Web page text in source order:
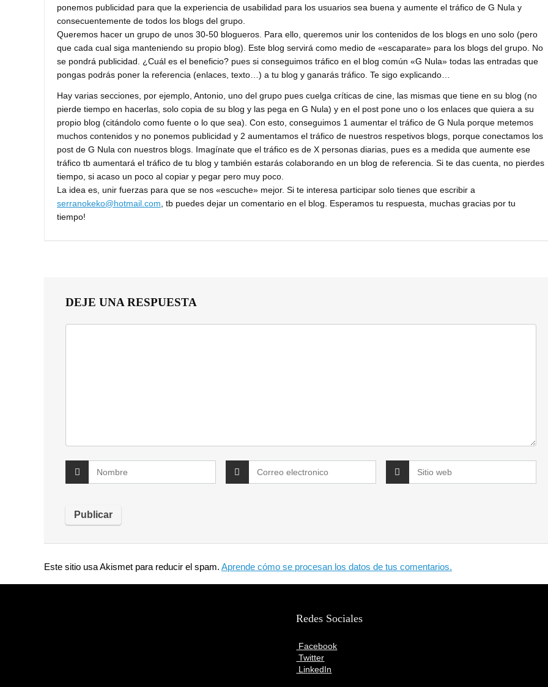
ponemos publicidad para que la experiencia de usabilidad para los usuarios sea buena y aumente el tráfico de G Nula y
consecuentemente de todos los blogs del grupo.
Queremos hacer un grupo de unos 30-50 blogueros. Para ello, queremos unir los contenidos de los blogs en uno solo (pero
que cada cual siga manteniendo su propio blog). Este blog servirá como medio de «escaparate» para los blogs del grupo. No
se pondrá publicidad. ¿Cuál es el beneficio? pues si conseguimos tráfico en el blog común «G Nula» todas las entradas que
pongas podrás poner la referencia (enlaces, texto…) a tu blog y ganarás tráfico. Te sigo explicando…
Hay varias secciones, por ejemplo, Antonio, uno del grupo pues cuelga críticas de cine, las mismas que tiene en su blog (no
pierde tiempo en hacerlas, solo copia de su blog y las pega en G Nula) y en el post pone uno o los enlaces que quiera a su
propio blog (citándolo como fuente o lo que sea). Con esto, conseguimos 1 aumentar el tráfico de G Nula porque metemos
muchos contenidos y no ponemos publicidad y 2 aumentamos el tráfico de nuestros respetivos blogs, porque conectamos los
post de G Nula con nuestros blogs. Imagínate que el tráfico es de X personas diarias, pues es a medida que aumente ese
tráfico tb aumentará el tráfico de tu blog y también estarás colaborando en un blog de referencia. Si te das cuenta, no pierdes
tiempo, si acaso un poco al copiar y pegar pero muy poco.
La idea es, unir fuerzas para que se nos «escuche» mejor. Si te interesa participar solo tienes que escribir a
serranokeko@hotmail.com , tb puedes dejar un comentario en el blog. Esperamos tu respuesta, muchas gracias por tu
tiempo!
DEJE UNA RESPUESTA
Este sitio usa Akismet para reducir el spam. Aprende cómo se procesan los datos de tus comentarios.
Redes Sociales
Facebook
Twitter
LinkedIn